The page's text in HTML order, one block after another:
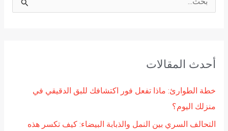
ث
أحدث المقالات
خطة الطوارئ: ماذا تفعل فور اكتشافك للبق الدقيقي في
منزلك اليوم؟
التحالف السري بين النمل والذبابة البيضاء: كيف تكسر هذه